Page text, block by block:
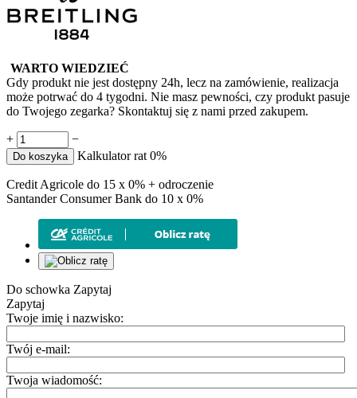
WARTO WIEDZIEĆ
Gdy produkt nie jest dostępny 24h, lecz na zamówienie, realizacja
może potrwać do 4 tygodni. Nie masz pewności, czy produkt pasuje
do Twojego zegarka? Skontaktuj się z nami przed zakupem.
+ −
Do koszyka Kalkulator rat 0%
Credit Agricole do 15 x 0% + odroczenie
Santander Consumer Bank do 10 x 0%
Do schowka Zapytaj
Zapytaj
Twoje imię i nazwisko:
Twój e-mail:
Twoja wiadomość: